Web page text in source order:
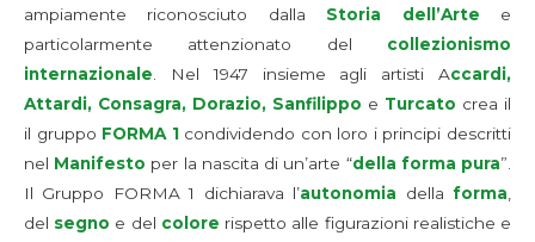
ampiamente riconosciuto dalla Storia dell’Arte e
particolarmente attenzionato del collezionismo
internazionale. Nel 1947 insieme agli artisti Accardi,
Attardi, Consagra, Dorazio, Sanfilippo e Turcato crea il
il gruppo FORMA 1condividendo con loro i principi descritti
nel Manifesto per la nascita di un’arte “della forma pura”.
Il Gruppo FORMA 1 dichiarava l’autonomia della forma,
del segno e del colore rispetto alle figurazioni realistiche e